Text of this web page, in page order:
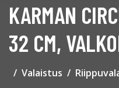
KARMAN
32 CM,
Valaistus